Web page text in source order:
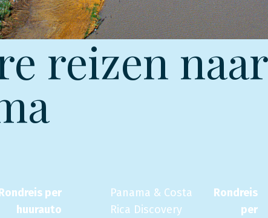
reizen naar
per
huurauto
Panama & Costa
Rica Discovery
Rondreis
per